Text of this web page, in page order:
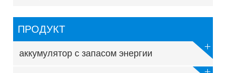
ПРОДУКТ
аккумулятор с запасом энергии